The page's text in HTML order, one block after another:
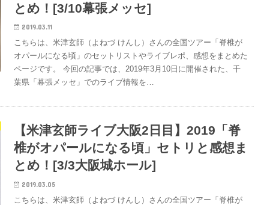
とめ！[3/10幕張メッセ]
2019.03.11
こちらは、米津玄師（よねづ けんし）さんの全国ツアー「脊椎が
オパールになる頃」のセットリストやライブレポ、感想をまとめた
ページです。 今回の記事では、2019年3月10日に開催された、千
葉県「幕張メッセ」でのライブ情報を…
【米津玄師ライブ大阪2日目】2019「脊
椎がオパールになる頃」セトリと感想ま
とめ！[3/3大阪城ホール]
2019.03.05
こちらは、米津玄師（よねづ けんし）さんの全国ツアー「脊椎が